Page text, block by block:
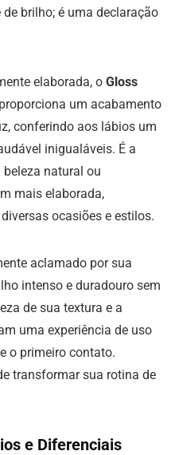
brilho; é uma declaração
elaborada, o Gloss
proporciona um acabamento
conferindo aos lábios um
inigualáveis. É a
natural ou
mais elaborada,
ocasiões e estilos.
aclamado por sua
intenso e duradouro sem
de sua textura e a
uma experiência de uso
o primeiro contato.
transformar sua rotina de
e Diferenciais